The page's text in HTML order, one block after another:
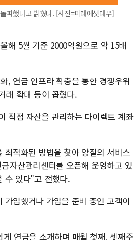
파했다고 밝혔다. [사진=미래에셋대우]
해 5월 기준 2000억원으로 약 15배
, 연금 인프라 확충을 통한 경쟁우위
래 확대 등이 꼽혔다.
직접 자산을 관리하는 다이렉트 계좌
적화된 방법을 찾아 양질의 서비스
자산관리센터를 오픈해 운영하고 있
수 있다"고 전했다.
입했거나 가입을 준비 중인 고객이
연금을 소개하며 매월 첫째, 셋째주